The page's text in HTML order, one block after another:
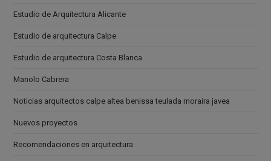
Estudio de Arquitectura Alicante
Estudio de arquitectura Calpe
Estudio de arquitectura Costa Blanca
Manolo Cabrera
Noticias arquitectos calpe altea benissa teulada moraira javea
Nuevos proyectos
Recomendaciones en arquitectura